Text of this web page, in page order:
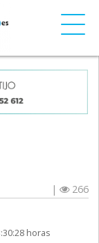
|
266
horas